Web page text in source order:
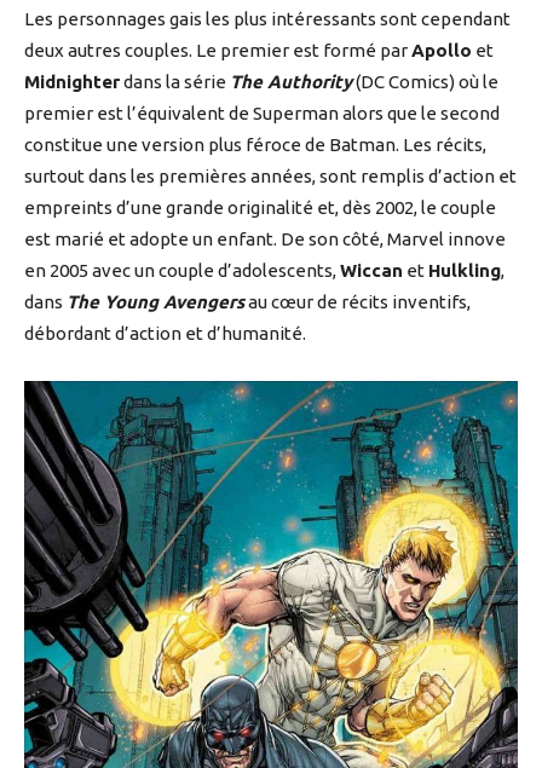
Les personnages gais les plus intéressants sont cependant
deux autres couples. Le premier est formé parApollo et
Midnighterdans la série The Authority(DC Comics) où le
premier est l’équivalent de Superman alors que le second
constitue une version plus féroce de Batman. Les récits,
surtout dans les premières années, sont remplis d’action et
empreints d’une grande originalité et, dès 2002, le couple
est marié et adopte un enfant. De son côté, Marvel innove
en 2005 avec un couple d’adolescents,Wiccan et Hulkling,
dans The Young Avengersau cœur de récits inventifs,
débordant d’action et d’humanité.